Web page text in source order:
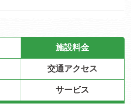
施設料金
交通アクセス
サービス